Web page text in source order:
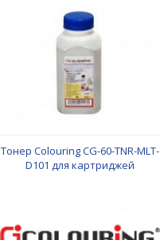
Тонер Colouring CG-60-TNR-MLT-
D101 для картриджей